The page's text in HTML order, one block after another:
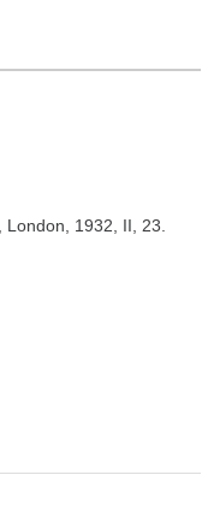
, London, 1932, II, 23.